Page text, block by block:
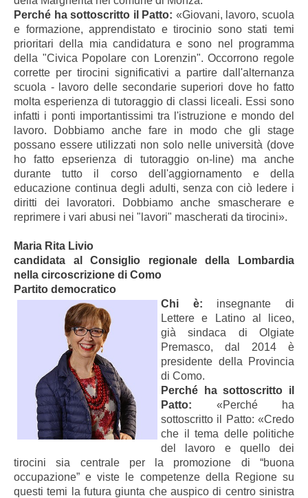
Perché ha sottoscritto il Patto: «Giovani, lavoro, scuola
e formazione, apprendistato e tirocinio sono stati temi
prioritari della mia candidatura e sono nel programma
della "Civica Popolare con Lorenzin". Occorrono regole
corrette per tirocini significativi a partire dall'alternanza
scuola - lavoro delle secondarie superiori dove ho fatto
molta esperienza di tutoraggio di classi liceali. Essi sono
infatti i ponti importantissimi tra l'istruzione e mondo del
lavoro. Dobbiamo anche fare in modo che gli stage
possano essere utilizzati non solo nelle università (dove
ho fatto epserienza di tutoraggio on-line) ma anche
durante tutto il corso dell'aggiornamento e della
educazione continua degli adulti, senza con ciò ledere i
diritti dei lavoratori. Dobbiamo anche smascherare e
reprimere i vari abusi nei "lavori" mascherati da tirocini».
Maria Rita Livio
candidata al Consiglio regionale della Lombardia
nella circoscrizione di Como
Partito democratico
Chi è: insegnante di
Lettere e Latino al liceo,
già sindaca di Olgiate
Premasco, dal 2014 è
presidente della Provincia
di Como.
Perché ha sottoscritto il
Patto: «Perché ha
sottoscritto il Patto: «Credo
che il tema delle politiche
del lavoro e quello dei
tirocini sia centrale per la promozione di “buona
occupazione” e viste le competenze della Regione su
questi temi la futura giunta che auspico di centro sinistra